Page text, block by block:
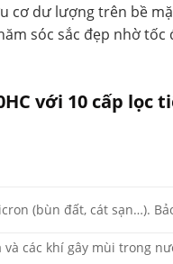
cơ dư lượng trên bề
sóc sắc đẹp nhờ
với 10 cấp lọc
(bùn đất, cát sạn…).
các khí gây mùi trong